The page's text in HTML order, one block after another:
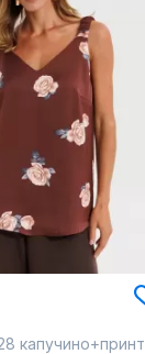
капучино+принт_цветы